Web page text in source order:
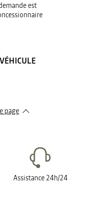
est
page​
Assistance 24h/24